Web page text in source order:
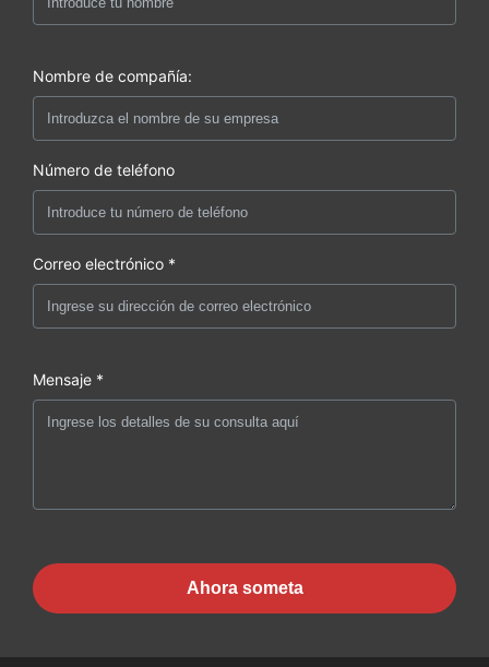
Nombre de compañía:
Número de teléfono
Correo electrónico *
Mensaje *
Ahora someta